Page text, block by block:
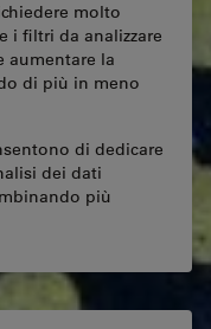
molto
i filtri da analizzare
aumentare la
di più in meno
di dedicare
dei dati
più